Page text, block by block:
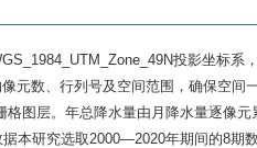
投影坐标
元数、行列号及空间范围，确保空间
图层。年总降水量由月降水量逐像
本研究选取2000—2020年期间的8期